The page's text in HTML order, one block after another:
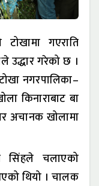
टोखामा गएराति
उद्धार गरेको छ ।
नगरपालिका–
किनाराबाट बा
अचानक खोलामा
सिंहले चलाएको
थियो । चालक